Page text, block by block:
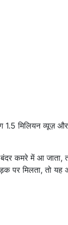
1.5 मिलियन व्यूज़ और
कमरे में आ जाता,
पर मिलता, तो यह